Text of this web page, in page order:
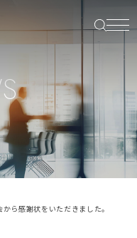
ら感謝状をいただきました。